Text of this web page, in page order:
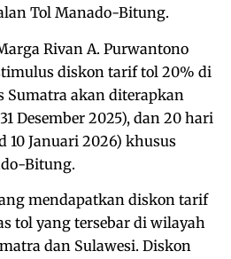
Tol Manado-Bitung.
Rivan A. Purwantono
diskon tarif tol 20% di
Sumatra akan diterapkan
Desember 2025), dan 20 hari
10 Januari 2026) khusus
Bitung.
mendapatkan diskon tarif
tol yang tersebar di wilayah
dan Sulawesi. Diskon